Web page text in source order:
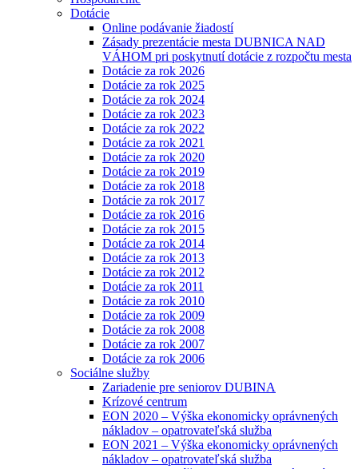
Dotácie
Online podávanie žiadostí
Zásady prezentácie mesta DUBNICA NAD
VÁHOM pri poskytnutí dotácie z rozpočtu mesta
Dotácie za rok 2026
Dotácie za rok 2025
Dotácie za rok 2024
Dotácie za rok 2023
Dotácie za rok 2022
Dotácie za rok 2021
Dotácie za rok 2020
Dotácie za rok 2019
Dotácie za rok 2018
Dotácie za rok 2017
Dotácie za rok 2016
Dotácie za rok 2015
Dotácie za rok 2014
Dotácie za rok 2013
Dotácie za rok 2012
Dotácie za rok 2011
Dotácie za rok 2010
Dotácie za rok 2009
Dotácie za rok 2008
Dotácie za rok 2007
Dotácie za rok 2006
Sociálne služby
Zariadenie pre seniorov DUBINA
Krízové centrum
EON 2020 – Výška ekonomicky oprávnených
nákladov – opatrovateľská služba
EON 2021 – Výška ekonomicky oprávnených
nákladov – opatrovateľská služba